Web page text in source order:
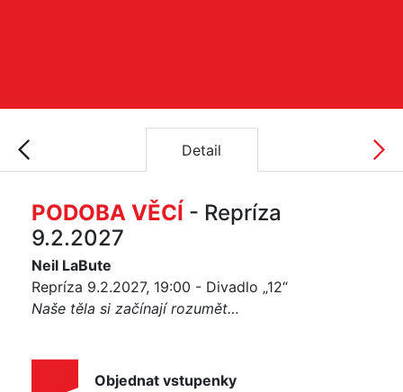
Detail
PODOBA VĚCÍ - Repríza
9.2.2027
Neil LaBute
Repríza 9.2.2027, 19:00 - Divadlo „12“
Naše těla si začínají rozumět…
Objednat vstupenky